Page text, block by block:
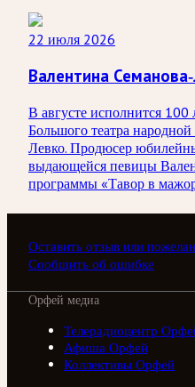
22 июля 2026
Валентина
В августе исполнится 100
Большого театра
Левко. Продюсер
выдающейся певицы
программы «Тавор в
Оставить отзыв или
Сообщить об ошибке
Орфей медиа
Телерадиоцентр
Афиша Орфей
Коллективы Орфей